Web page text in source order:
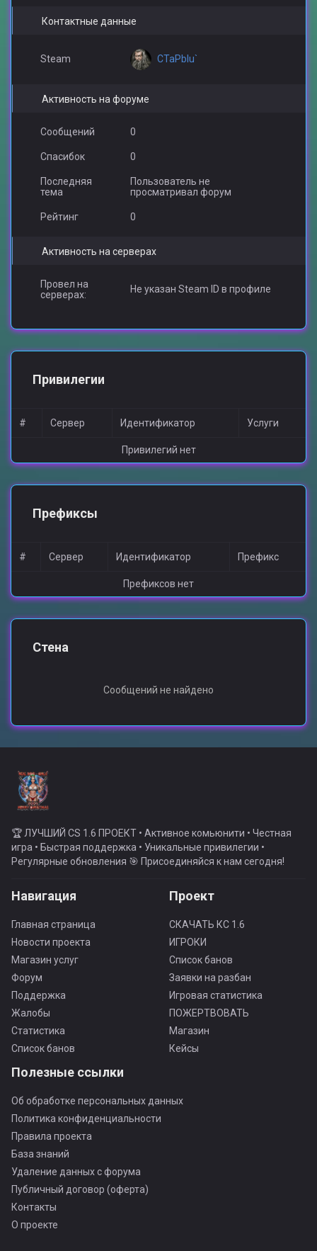
Контактные данные
Steam CTaPblu`
Активность на форуме
Сообщений 0
Спасибок 0
Последняя
тема
Пользователь не
просматривал форум
Рейтинг 0
Активность на серверах
Провел на
серверах:
Не указан Steam ID в профиле
Привилегии
# Сервер Идентификатор Услуги
Привилегий нет
Префиксы
# Сервер Идентификатор Префикс
Префиксов нет
Стена
Сообщений не найдено
🏆 ЛУЧШИЙ CS 1.6 ПРОЕКТ • Активное комьюнити • Честная
игра • Быстрая поддержка • Уникальные привилегии •
Регулярные обновления 🎯 Присоединяйся к нам сегодня!
Навигация
Главная страница
Новости проекта
Магазин услуг
Форум
Поддержка
Жалобы
Статистика
Список банов
Проект
СКАЧАТЬ КС 1.6
ИГРОКИ
Список банов
Заявки на разбан
Игровая статистика
ПОЖЕРТВОВАТЬ
Магазин
Кейсы
Полезные ссылки
Об обработке персональных данных
Политика конфиденциальности
Правила проекта
База знаний
Удаление данных с форума
Публичный договор (оферта)
Контакты
О проекте